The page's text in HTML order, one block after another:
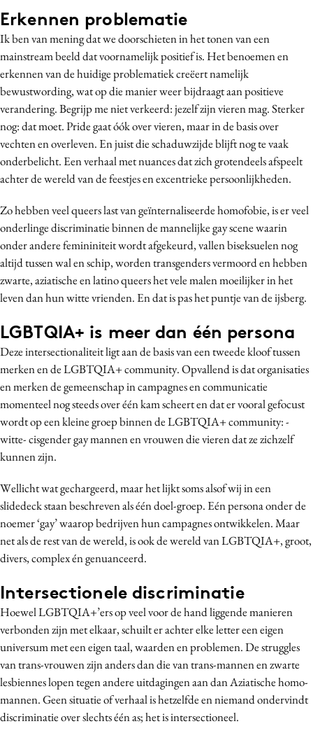
Erkennen problematie
Ik ben van mening dat we doorschieten in het tonen van een
mainstream beeld dat voornamelijk positief is. Het benoemen en
erkennen van de huidige problematiek creëert namelijk
bewustwording, wat op die manier weer bijdraagt aan positieve
verandering. Begrijp me niet verkeerd: jezelf zijn vieren mag. Sterker
nog: dat moet. Pride gaat óók over vieren, maar in de basis over
vechten en overleven. En juist die schaduwzijde blijft nog te vaak
onderbelicht. Een verhaal met nuances dat zich grotendeels afspeelt
achter de wereld van de feestjes en excentrieke persoonlijkheden.
Zo hebben veel queers last van geïnternaliseerde homofobie, is er veel
onderlinge discriminatie binnen de mannelijke gay scene waarin
onder andere femininiteit wordt afgekeurd, vallen biseksuelen nog
altijd tussen wal en schip, worden transgenders vermoord en hebben
zwarte, aziatische en latino queers het vele malen moeilijker in het
leven dan hun witte vrienden. En dat is pas het puntje van de ijsberg.
LGBTQIA+ is meer dan één persona
Deze intersectionaliteit ligt aan de basis van een tweede kloof tussen
merken en de LGBTQIA+ community. Opvallend is dat organisaties
en merken de gemeenschap in campagnes en communicatie
momenteel nog steeds over één kam scheert en dat er vooral gefocust
wordt op een kleine groep binnen de LGBTQIA+ community: -
witte- cisgender gay mannen en vrouwen die vieren dat ze zichzelf
kunnen zijn.
Wellicht wat gechargeerd, maar het lijkt soms alsof wij in een
slidedeck staan beschreven als één doel-groep. Eén persona onder de
noemer ‘gay’ waarop bedrijven hun campagnes ontwikkelen. Maar
net als de rest van de wereld, is ook de wereld van LGBTQIA+, groot,
divers, complex én genuanceerd.
Intersectionele discriminatie
Hoewel LGBTQIA+’ers op veel voor de hand liggende manieren
verbonden zijn met elkaar, schuilt er achter elke letter een eigen
universum met een eigen taal, waarden en problemen. De struggles
van trans-vrouwen zijn anders dan die van trans-mannen en zwarte
lesbiennes lopen tegen andere uitdagingen aan dan Aziatische homo-
mannen. Geen situatie of verhaal is hetzelfde en niemand ondervindt
discriminatie over slechts één as; het is intersectioneel.